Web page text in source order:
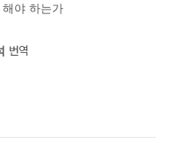
해야 하는가
번역